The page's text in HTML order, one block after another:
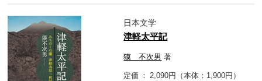
日本文学
津軽太平記
獏 不次男 著
定価
2,090円（本体：1,900円）